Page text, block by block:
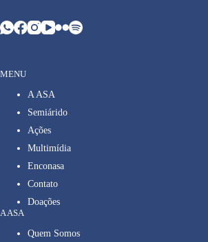
MENU
A ASA
Semiárido
Ações
Multimídia
Enconasa
Contato
Doações
A ASA
Quem Somos